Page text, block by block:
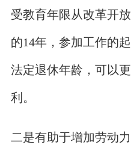
受教育年限从改革开
的14年，参加工作的
法定退休年龄，可以
利。
二是有助于增加劳动